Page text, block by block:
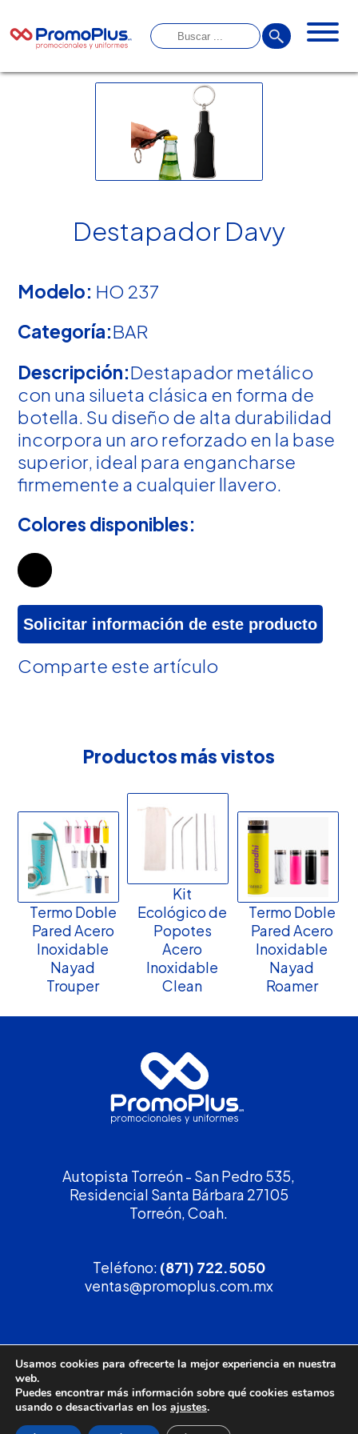
Destapador Davy
Modelo: HO 237
Categoría:BAR
Descripción:Destapador metálico
con una silueta clásica en forma de
botella. Su diseño de alta durabilidad
incorpora un aro reforzado en la base
superior, ideal para engancharse
firmemente a cualquier llavero.
Colores disponibles:
Solicitar información de este producto
Comparte este artículo
Productos más vistos
Termo Doble
Pared Acero
Inoxidable
Nayad
Trouper
Kit
Ecológico de
Popotes
Acero
Inoxidable
Clean
Termo Doble
Pared Acero
Inoxidable
Nayad
Roamer
Autopista Torreón - San Pedro 535,
Residencial Santa Bárbara 27105
Torreón, Coah.
Teléfono: (871) 722.5050
ventas@promoplus.com.mx
¡Solicita tucotización!
(800) 90 PROMO
Usamos cookies para ofrecerte la mejor experiencia en nuestra
web.
Puedes encontrar más información sobre qué cookies estamos
usando o desactivarlas en los ajustes.